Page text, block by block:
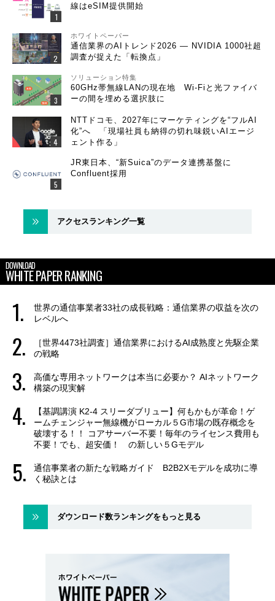
線はeSIM提供開始
ホワイトペーパー
通信業界のAIトレンド2026 ― NVIDIA 1000社超
調査が捉えた「転換点」
ソリューション特集
60GHz帯無線LANの現在地 Wi-Fiと光ファイバ
ーの間を埋める選択肢に
NTTドコモ、2027年にマーケティングを“フルAI
化”へ 「現場社員も納得の切れ味鋭いAIエージ
ェント作る」
JR東日本、“新Suica”のデータ連携基盤に
Confluent採用
アクセスランキング一覧
DOWNLOAD
WHITE PAPER RANKING
世界の通信事業者33社の成長戦略：通信業界の収益を次の
レベルへ
［世界4473社調査］通信業界におけるAI成熟度と先駆企業
の戦略
高価な専用ネットワークは本当に必要か？ AIネットワーク
構築の現実解
【基調講演 K2-4 スリーダブリュー】何もかもが革命！ゲ
ームチェンジャー無線機がローカル５G市場の既存概念を
破壊する！！ コアサーバー不要！毎年のライセンス費用も
不要！でも、超安価！ の新しい５Gモデル
通信事業者の新たな戦略ガイド B2B2Xモデルを成功に導
く秘訣とは
ダウンロード数ランキングをもっと見る